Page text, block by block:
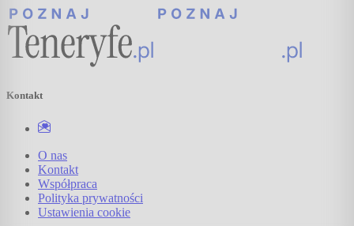
Kontakt
O nas
Kontakt
Współpraca
Polityka prywatności
Ustawienia cookie